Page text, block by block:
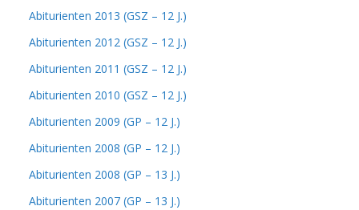
Abiturienten 2013 (GSZ – 12 J.)
Abiturienten 2012 (GSZ – 12 J.)
Abiturienten 2011 (GSZ – 12 J.)
Abiturienten 2010 (GSZ – 12 J.)
Abiturienten 2009 (GP – 12 J.)
Abiturienten 2008 (GP – 12 J.)
Abiturienten 2008 (GP – 13 J.)
Abiturienten 2007 (GP – 13 J.)